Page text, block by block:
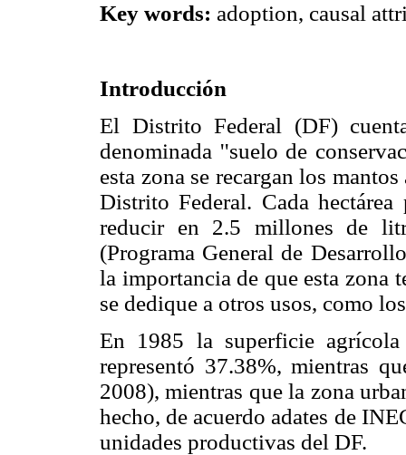
Key words: adoption, causal
Introducción
El Distrito Federal (DF)
denominada ''suelo de
esta zona se recargan los
Distrito Federal. Cada
reducir en 2.5 millones de
(Programa General de
la importancia de que esta zona
se dedique a otros usos, como
En 1985 la superficie
representó 37.38%, mientras
2008), mientras que la zona
hecho, de acuerdo adates de
unidades productivas del DF.